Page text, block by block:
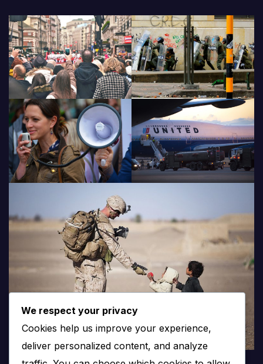
We respect your privacy
Cookies help us improve your experience,
deliver personalized content, and analyze